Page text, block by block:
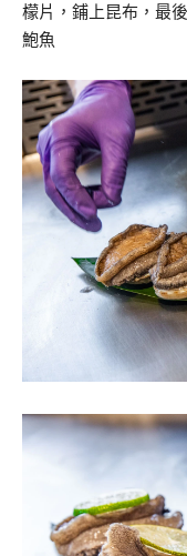
檬片，鋪上昆布，最
鮑魚